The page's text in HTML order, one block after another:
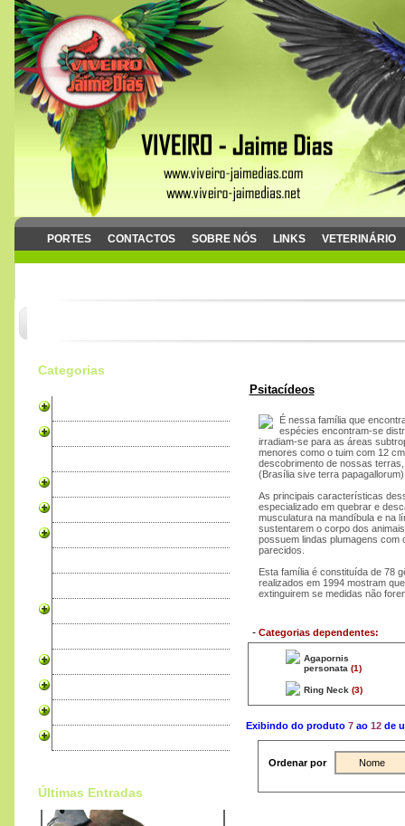
PORTES CONTACTOS SOBRE NÓS LINKS VETERINÁRIO
Categorias
Últimas Entradas
Psitacídeos
É nessa família que
espécies encontram-se
irradiam-se para as áreas
menores como o tuim com 12
descobrimento de nossas
(Brasília sive terra
As principais características
especializado em quebrar e
musculatura na mandíbula e na
sustentarem o corpo dos
possuem lindas plumagens com
parecidos.
Esta família é constituída de 78
realizados em 1994 mostram
extinguirem se medidas não
- Categorias dependentes:
Agapornis
personata (1)
Ring Neck (3)
Exibindo do produto 7ao 12de
Ordenar por Nome